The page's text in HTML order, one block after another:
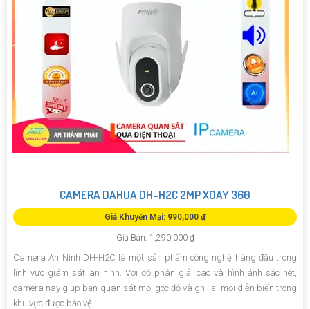
CAMERA DAHUA DH-H2C 2MP XOAY 360
Giá Khuyến Mại: 990,000 ₫
Giá Bán: 1,290,000 ₫
Camera An Ninh DH-H2C là một sản phẩm công nghệ hàng đầu trong
lĩnh vực giám sát an ninh. Với độ phân giải cao và hình ảnh sắc nét,
camera này giúp bạn quan sát mọi góc độ và ghi lại mọi diễn biến trong
khu vực được bảo vệ